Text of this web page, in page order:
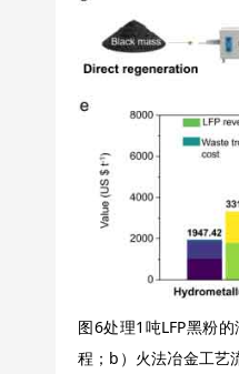
图6处理1吨LFP黑粉
程；b）火法冶金工艺